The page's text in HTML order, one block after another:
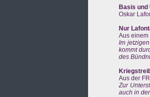
Basis und
Oskar
Nur
Aus einem
Im
kommt
des
Aus der
Zur
auch in